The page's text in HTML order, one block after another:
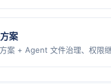
案
案 + Agent 文件治理、权限继